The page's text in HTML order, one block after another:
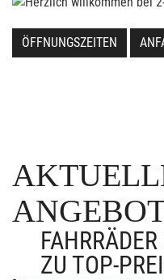
ÖFFNUNGSZEITEN
AKTUELLE
ZU TOP-